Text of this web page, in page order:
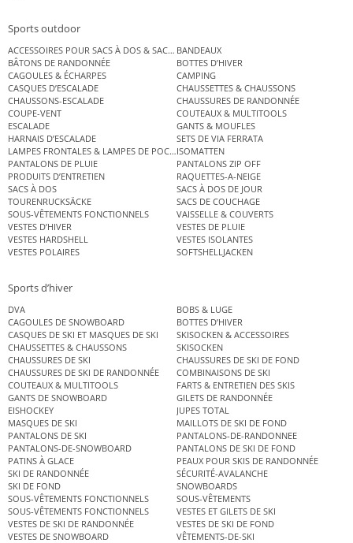
Sports outdoor
ACCESSOIRES POUR SACS À DOS & SACS ÉTANCHES
BANDEAUX
BÂTONS DE RANDONNÉE
BOTTES D’HIVER
CAGOULES & ÉCHARPES
CAMPING
CASQUES D’ESCALADE
CHAUSSETTES & CHAUSSONS
CHAUSSONS-ESCALADE
CHAUSSURES DE RANDONNÉE
COUPE-VENT
COUTEAUX & MULTITOOLS
ESCALADE
GANTS & MOUFLES
HARNAIS D’ESCALADE
SETS DE VIA FERRATA
LAMPES FRONTALES & LAMPES DE POCHEISOMATTEN
PANTALONS DE PLUIE
PANTALONS ZIP OFF
PRODUITS D’ENTRETIEN
RAQUETTES-A-NEIGE
SACS À DOS
SACS À DOS DE JOUR
TOURENRUCKSÄCKE
SACS DE COUCHAGE
SOUS-VÊTEMENTS FONCTIONNELS
VAISSELLE & COUVERTS
VESTES D’HIVER
VESTES DE PLUIE
VESTES HARDSHELL
VESTES ISOLANTES
VESTES POLAIRES
SOFTSHELLJACKEN
Sports d’hiver
DVA
BOBS & LUGE
CAGOULES DE SNOWBOARD
BOTTES D’HIVER
CASQUES DE SKI ET MASQUES DE SKI
SKISOCKEN & ACCESSOIRES
CHAUSSETTES & CHAUSSONS
SKISOCKEN
CHAUSSURES DE SKI
CHAUSSURES DE SKI DE FOND
CHAUSSURES DE SKI DE RANDONNÉE
COMBINAISONS DE SKI
COUTEAUX & MULTITOOLS
FARTS & ENTRETIEN DES SKIS
GANTS DE SNOWBOARD
GILETS DE RANDONNÉE
EISHOCKEY
JUPES TOTAL
MASQUES DE SKI
MAILLOTS DE SKI DE FOND
PANTALONS DE SKI
PANTALONS-DE-RANDONNEE
PANTALONS-DE-SNOWBOARD
PANTALONS DE SKI DE FOND
PATINS À GLACE
PEAUX POUR SKIS DE RANDONNÉE
SKI DE RANDONNÉE
SÉCURITÉ-AVALANCHE
SKI DE FOND
SNOWBOARDS
SOUS-VÊTEMENTS FONCTIONNELS
SOUS-VÊTEMENTS
SOUS-VÊTEMENTS FONCTIONNELS
VESTES ET GILETS DE SKI
VESTES DE SKI DE RANDONNÉE
VESTES DE SKI DE FOND
VESTES DE SNOWBOARD
VÊTEMENTS-DE-SKI